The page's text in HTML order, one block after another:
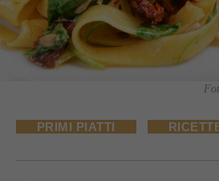
PRIMI PIATTI